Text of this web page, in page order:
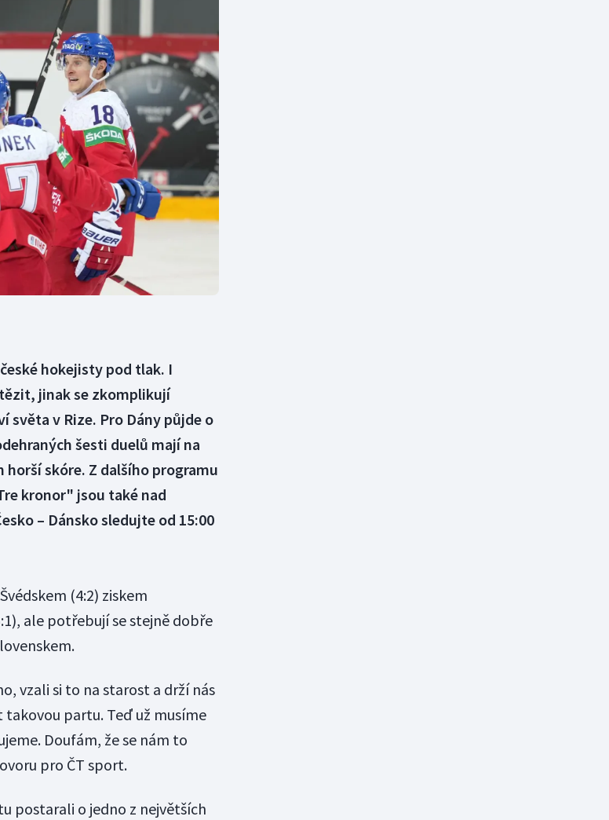
hry
volejbal
Veslování
Vodní slalom
Volejbal
Ostatní
hokejisty pod tlak. I
jinak se zkomplikují
v Rize. Pro Dány půjde o
šesti duelů mají na
skóre. Z dalšího programu
kronor" jsou také nad
– Dánsko sledujte od 15:00
(4:2) ziskem
ale potřebují se stejně dobře
vzali si to na starost a drží nás
takovou partu. Teď už musíme
Doufám, že se nám to
pro ČT sport.
postarali o jedno z největších